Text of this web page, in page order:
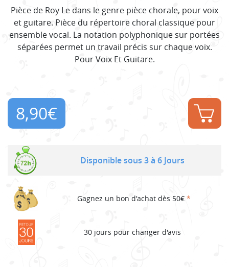
Pièce de Roy Le dans le genre pièce chorale, pour voix
et guitare. Pièce du répertoire choral classique pour
ensemble vocal. La notation polyphonique sur portées
séparées permet un travail précis sur chaque voix.
Pour Voix Et Guitare.
8,90€
Disponible sous 3 à 6 Jours
Gagnez un bon d'achat dès 50€ *
30 jours pour changer d'avis